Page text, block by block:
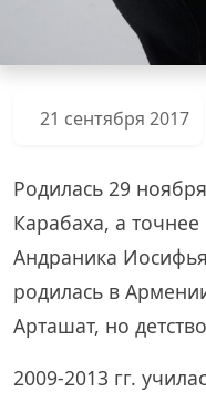
21 сентября 2017
Родилась 29
Карабаха, а
Андраника
родилась в
Арташат, но
2009-2013 гг.